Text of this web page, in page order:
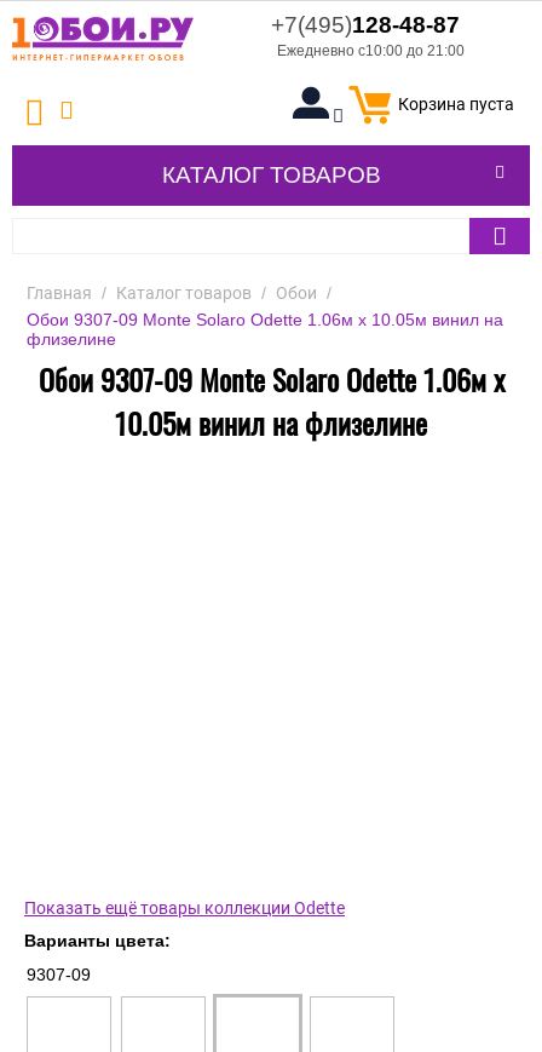
+7(495)128-48-87
Ежедневно с10:00 до 21:00
Корзина пуста
КАТАЛОГ ТОВАРОВ
Главная / Каталог товаров / Обои /
Обои 9307-09 Monte Solaro Odette 1.06м x 10.05м винил на
флизелине
Обои 9307-09 Monte Solaro Odette 1.06м x
10.05м винил на флизелине
Показать ещё товары коллекции Odette
Варианты цвета:
9307-09